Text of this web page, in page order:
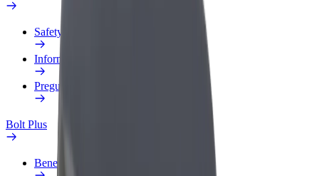
Safety Lab
Informar de un problema
Preguntas frecuentes
Bolt Plus
Beneficios